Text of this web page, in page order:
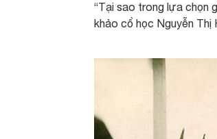
“Tại sao trong lựa chọn
khảo cổ học Nguyễn Thị